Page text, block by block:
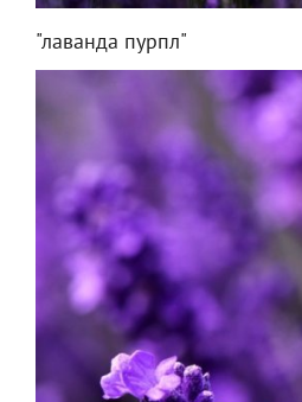
"лаванда пурпл"